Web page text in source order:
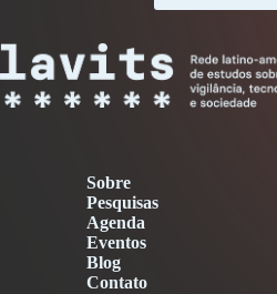
Sobre
Pesquisas
Agenda
Eventos
Blog
Contato